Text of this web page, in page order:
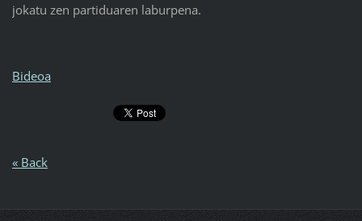
jokatu zen partiduaren laburpena.
Bideoa
« Back